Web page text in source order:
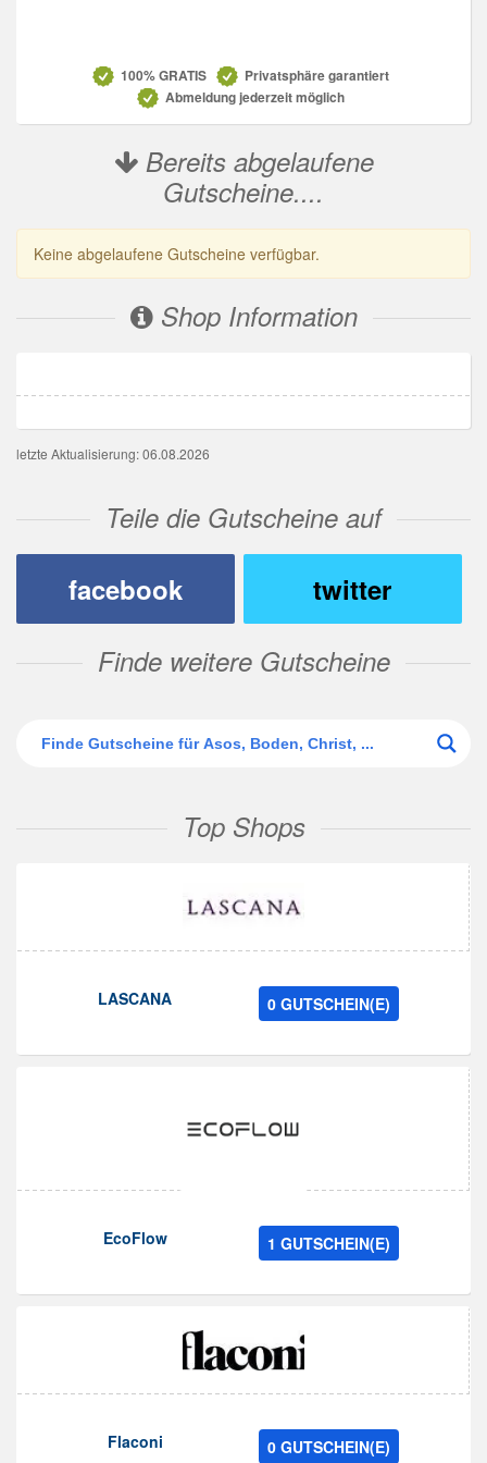
100% GRATIS
Privatsphäre garantiert
Abmeldung jederzeit möglich
Bereits abgelaufene
Gutscheine....
Keine abgelaufene Gutscheine verfügbar.
Shop Information
letzte Aktualisierung: 06.08.2026
Teile die Gutscheine auf
facebook
twitter
Finde weitere Gutscheine
Top Shops
LASCANA 0 GUTSCHEIN(E)
EcoFlow 1 GUTSCHEIN(E)
Flaconi 0 GUTSCHEIN(E)